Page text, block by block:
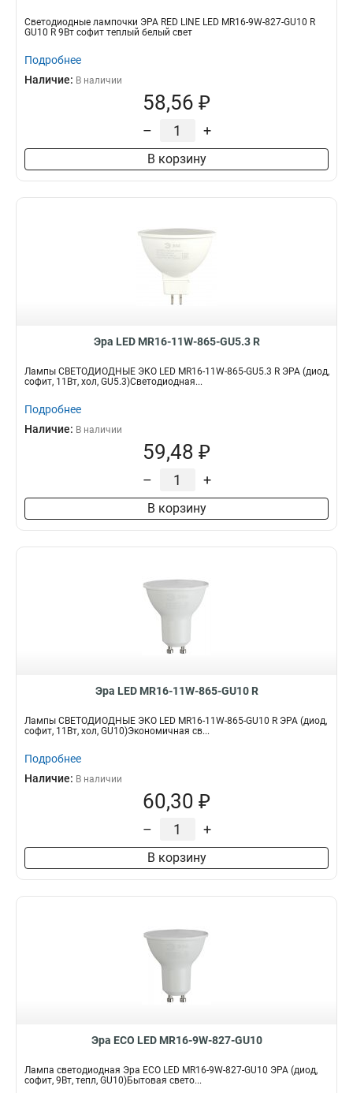
Светодиодные лампочки ЭРА RED LINE LED MR16-9W-827-GU10 R
GU10 R 9Вт софит теплый белый свет
Подробнее
Наличие: В наличии
58,56 ₽
– +
В корзину
Эра LED MR16-11W-865-GU5.3 R
Лампы СВЕТОДИОДНЫЕ ЭКО LED MR16-11W-865-GU5.3 R ЭРА (диод,
софит, 11Вт, хол, GU5.3)Светодиодная...
Подробнее
Наличие: В наличии
59,48 ₽
– +
В корзину
Эра LED MR16-11W-865-GU10 R
Лампы СВЕТОДИОДНЫЕ ЭКО LED MR16-11W-865-GU10 R ЭРА (диод,
софит, 11Вт, хол, GU10)Экономичная св...
Подробнее
Наличие: В наличии
60,30 ₽
– +
В корзину
Эра ECO LED MR16-9W-827-GU10
Лампа светодиодная Эра ECO LED MR16-9W-827-GU10 ЭРА (диод,
софит, 9Вт, тепл, GU10)Бытовая свето...